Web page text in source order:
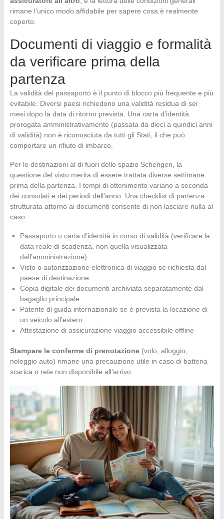
rimane l’unico modo affidabile per sapere cosa è realmente
coperto.
Documenti di viaggio e formalità
da verificare prima della
partenza
La validità del passaporto è il punto di blocco più frequente e più
evitabile. Diversi paesi richiedono una validità residua di sei
mesi dopo la data di ritorno prevista. Una carta d’identità
prorogata amministrativamente (passata da dieci a quindici anni
di validità) non è riconosciuta da tutti gli Stati, il che può
comportare un rifiuto di imbarco.
Per le destinazioni al di fuori dello spazio Schengen, la
questione del visto merita di essere trattata diverse settimane
prima della partenza. I tempi di ottenimento variano a seconda
dei consolati e dei periodi dell’anno. Una checklist di partenza
strutturata attorno ai documenti consente di non lasciare nulla al
caso:
Passaporto o carta d’identità in corso di validità (verificare la
data reale di scadenza, non quella visualizzata
dall’amministrazione)
Visto o autorizzazione elettronica di viaggio se richiesta dal
paese di destinazione
Copia digitale dei documenti archiviata separatamente dal
bagaglio principale
Patente di guida internazionale se è prevista la locazione di
un veicolo all’estero
Attestazione di assicurazione viaggio accessibile offline
Stampare le conferme di prenotazione(volo, alloggio,
noleggio auto) rimane una precauzione utile in caso di batteria
scarica o rete non disponibile all’arrivo.